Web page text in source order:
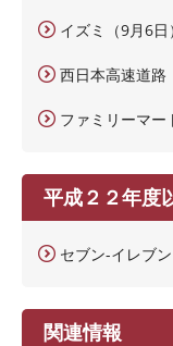
イズミ（9月6日）
西日本高速道路
ファミリーマー
平成２２年度
セブン-イレブ
関連情報